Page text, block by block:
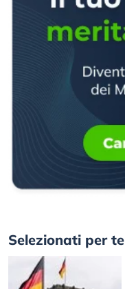
Selezionati per te